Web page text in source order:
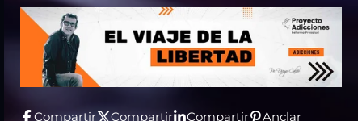
Compartir Compartir Compartir Anclar